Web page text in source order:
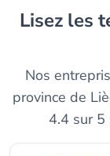
Lisez les témoignages de personnes
Nos
province de
4.4 sur 5